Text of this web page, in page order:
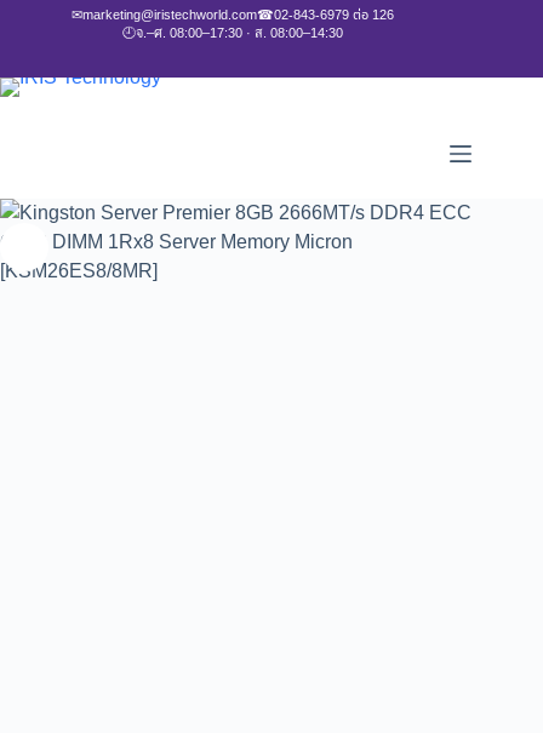
✉marketing@iristechworld.com☎02-843-6979 ต่อ 126
🕘จ.–ศ. 08:00–17:30 · ส. 08:00–14:30